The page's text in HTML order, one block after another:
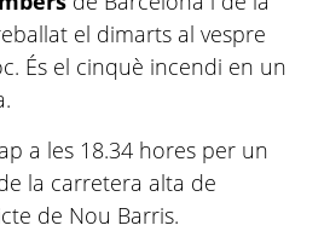
el dimarts al vespre
És el cinquè incendi en un
a les 18.34 hores per un
la carretera alta de
de Nou Barris.